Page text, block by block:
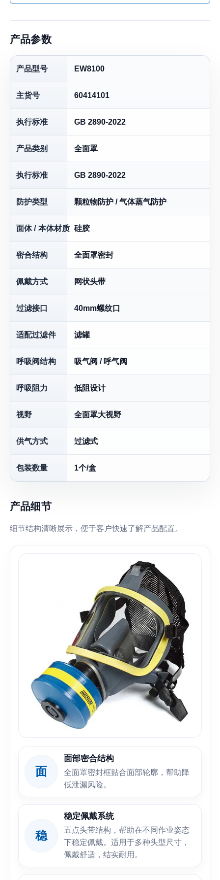
产品参数
产品型号 EW8100
主货号 60414101
执行标准 GB 2890-2022
产品类别 全面罩
执行标准 GB 2890-2022
防护类型 颗粒物防护 / 气体蒸气防护
面体 / 本体材质 硅胶
密合结构 全面罩密封
佩戴方式 网状头带
过滤接口 40mm螺纹口
适配过滤件 滤罐
呼吸阀结构 吸气阀 / 呼气阀
呼吸阻力 低阻设计
视野 全面罩大视野
供气方式 过滤式
包装数量 1个/盒
产品细节
细节结构清晰展示，便于客户快速了解产品配置。
面
面部密合结构
全面罩密封框贴合面部轮廓，帮助降
低泄漏风险。
稳
稳定佩戴系统
五点头带结构，帮助在不同作业姿态
下稳定佩戴。适用于多种头型尺寸，
佩戴舒适，结实耐用。